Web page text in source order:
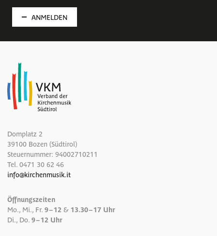
ANMELDEN
Domplatz 2
39100 Bozen (Südtirol)
Steuernummer: 94002710211
Tel. 0471 30 62 46
info@kirchenmusik.it
Öffnungszeiten
Mo., Mi., Fr. 9 – 12 & 13.30 – 17 Uhr
Di., Do. 9 – 12 Uhr